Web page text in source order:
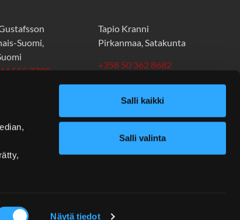
Näytä tiedot
Salli kaikki
Salli valinta
Suomi,
555 7780
Tapio Kranni
Pirkanmaa, Satakunta
+358 50 362 8682